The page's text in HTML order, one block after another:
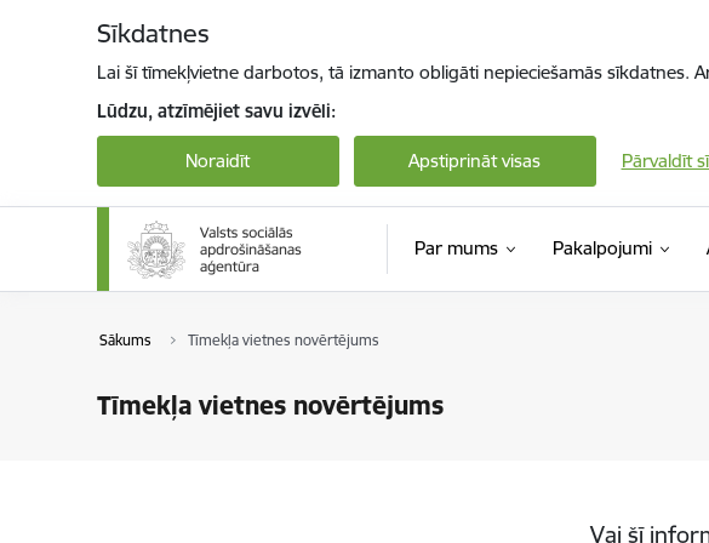
Sīkdatnes
Lai šī tīmekļvietne darbotos, tā izmanto obligāti nepieciešamās sīkdatnes.
Lūdzu, atzīmējiet savu izvēli:
Noraidīt Apstiprināt visas Pārvaldīt
Par mums Pakalpojumi
Sākums Tīmekļa vietnes novērtējums
Tīmekļa vietnes novērtējums
Vai šī